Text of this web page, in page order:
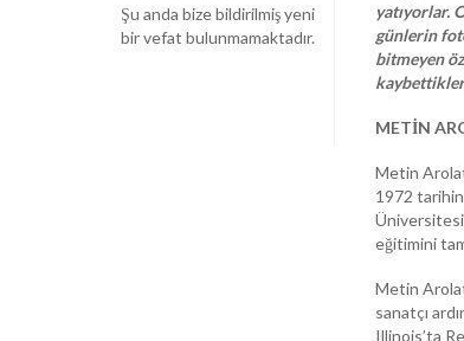
Şu anda bize bildirilmiş yeni
bir vefat bulunmamaktadır.
yatıyorlar.
günlerin
bitmeyen
METİN
Metin
1972
eğitimini
Metin
sanatçı
Illinois’ta